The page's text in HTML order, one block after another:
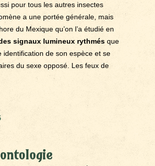
pour tous les autres insectes
a une portée générale, mais
du Mexique qu’on l’a étudié en
signaux lumineux rythmés que
identification de son espèce et se
du sexe opposé. Les feux de